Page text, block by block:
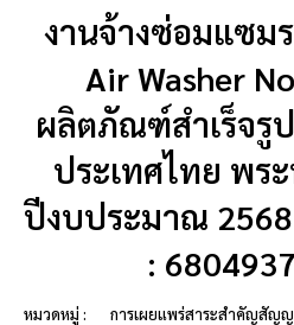
งานจ้างซ่อมแซม
Air Washer
ผลิตภัณฑ์สำเร็จรู
ประเทศไทย พร
ปีงบประมาณ 2568
:
หมวดหมู่ : การเผยแพร่สาระสำคัญสัญ